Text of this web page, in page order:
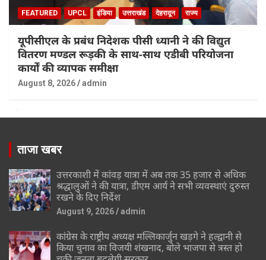
FEATURED UPCL इंडिया उत्तराखंड देहरादून राज्य
यूपीसीएल के प्रबंध निदेशक पीसी ध्यानी ने की विद्युत
वितरण मण्डल रूड़की के साथ-साथ एडीबी परियोजना
कार्यों की व्यापक समीक्षा
August 8, 2026 admin
ताजा खबर
उत्तरकाशी में कांवड़ यात्रा में अब तक 35 हजार से अधिक
श्रद्धालुओं ने की यात्रा, डीएम आर्य ने सभी व्यवस्थाएं दुरुस्त
रखने के दिए निर्देश
August 9, 2026 admin
कांग्रेस के राष्ट्रीय अध्यक्ष मल्लिकार्जुन खड़गे ने हल्द्वानी से
किया चुनाव का विजयी शंखनाद, बोले भाजपा से त्रस्त हो